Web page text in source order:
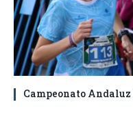
Campeonato